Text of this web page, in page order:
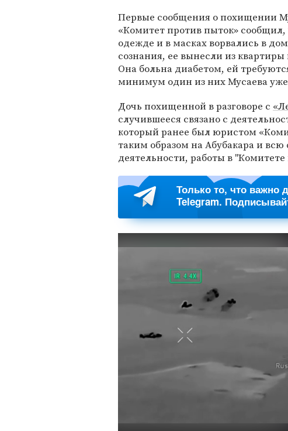
Первые сообщения о похищении
«Комитет против пыток»
одежде и в масках ворвались в
сознания, ее вынесли из
Она больна диабетом, ей
минимум один из них Мусаева
Дочь похищенной в разговоре с
случившееся связано с
который ранее был юристом
таким образом на Абубакара и
деятельности, работы в
Только то, что важно
Telegram.